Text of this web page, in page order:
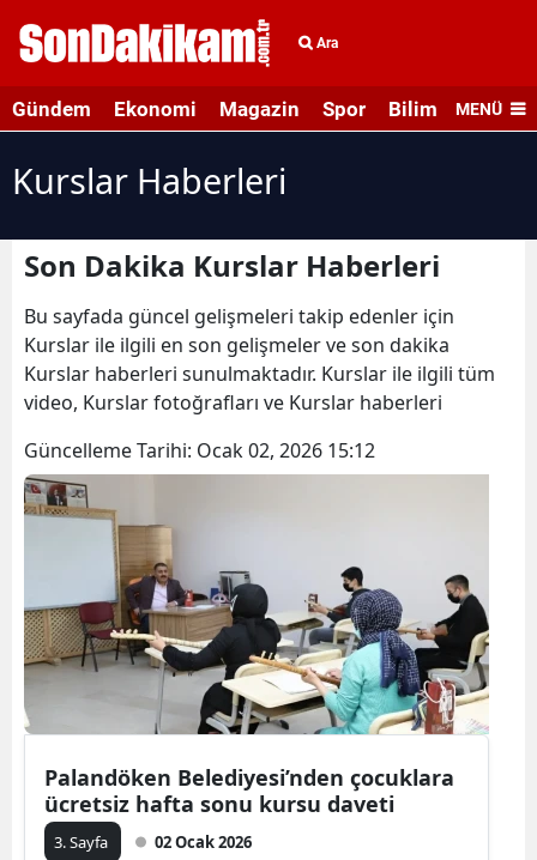
Ara
Gündem Ekonomi Magazin Spor Bilim veMENÜ
Kurslar Haberleri
Son Dakika Kurslar Haberleri
Bu sayfada güncel gelişmeleri takip edenler için
Kurslar ile ilgili en son gelişmeler ve son dakika
Kurslar haberleri sunulmaktadır. Kurslar ile ilgili tüm
video, Kurslar fotoğrafları ve Kurslar haberleri
Güncelleme Tarihi: Ocak 02, 2026 15:12
Palandöken Belediyesi’nden çocuklara
ücretsiz hafta sonu kursu daveti
3. Sayfa 02 Ocak 2026